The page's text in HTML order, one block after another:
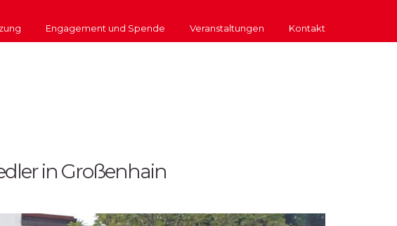
Engagement und Spende Veranstaltungen Kontakt
in Großenhain